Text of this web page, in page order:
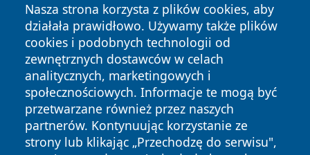
Nasza strona korzysta z plików cookies, aby
działała prawidłowo. Używamy także plików
cookies i podobnych technologii od
zewnętrznych dostawców w celach
analitycznych, marketingowych i
społecznościowych. Informacje te mogą być
przetwarzane również przez naszych
partnerów. Kontynuując korzystanie ze
strony lub klikając „Przechodzę do serwisu",
Copyright © 2026 jeleniagoraonline.pl Wszystkie prawa
zastrzeżone.